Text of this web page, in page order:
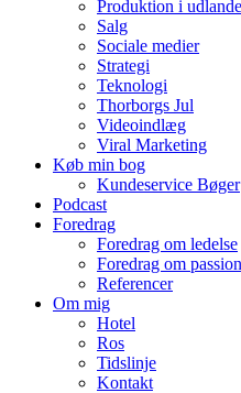
Produktion i
Salg
Sociale medier
Strategi
Teknologi
Thorborgs Jul
Videoindlæg
Viral Marketing
Køb min bog
Kundeservice Bøger
Podcast
Foredrag
Foredrag om ledelse
Foredrag om
Referencer
Om mig
Hotel
Ros
Tidslinje
Kontakt